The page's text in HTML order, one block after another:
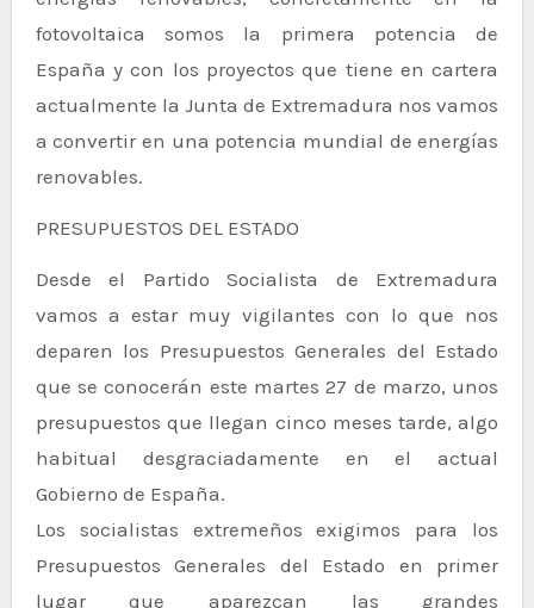
fotovoltaica somos la primera potencia de
España y con los proyectos que tiene en cartera
actualmente la Junta de Extremadura nos vamos
a convertir en una potencia mundial de energías
renovables.
PRESUPUESTOS DEL ESTADO
Desde el Partido Socialista de Extremadura
vamos a estar muy vigilantes con lo que nos
deparen los Presupuestos Generales del Estado
que se conocerán este martes 27 de marzo, unos
presupuestos que llegan cinco meses tarde, algo
habitual desgraciadamente en el actual
Gobierno de España.
Los socialistas extremeños exigimos para los
Presupuestos Generales del Estado en primer
lugar que aparezcan las grandes